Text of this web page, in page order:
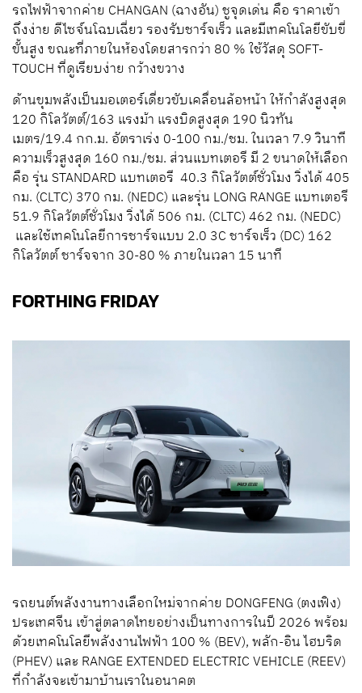
รถไฟฟ้าจากค่าย CHANGAN (ฉางอัน) ชูจุดเด่น คือ ราคาเข้า
ถึงง่าย ดีไซจ์นโฉบเฉี่ยว รองรับชาร์จเร็ว และมีเทคโนโลยีขับขี่
ขั้นสูง ขณะที่ภายในห้องโดยสารกว่า 80 % ใช้วัสดุ SOFT-
TOUCH ที่ดูเรียบง่าย กว้างขวาง
ด้านขุมพลังเป็นมอเตอร์เดี่ยวขับเคลื่อนล้อหน้า ให้กำลังสูงสุด
120 กิโลวัตต์/163 แรงม้า แรงบิดสูงสุด 190 นิวทัน
เมตร/19.4 กก.ม. อัตราเร่ง 0-100 กม./ชม. ในเวลา 7.9 วินาที
ความเร็วสูงสุด 160 กม./ชม. ส่วนแบทเตอรี มี 2 ขนาดให้เลือก
คือ รุ่น STANDARD แบทเตอรี 40.3 กิโลวัตต์ชั่วโมง วิ่งได้ 405
กม. (CLTC) 370 กม. (NEDC) และรุ่น LONG RANGE แบทเตอรี
51.9 กิโลวัตต์ชั่วโมง วิ่งได้ 506 กม. (CLTC) 462 กม. (NEDC)
และใช้เทคโนโลยีการชาร์จแบบ 2.0 3C ชาร์จเร็ว (DC) 162
กิโลวัตต์ ชาร์จจาก 30-80 % ภายในเวลา 15 นาที
FORTHING FRIDAY
รถยนต์พลังงานทางเลือกใหม่จากค่าย DONGFENG (ตงเฟิง)
ประเทศจีน เข้าสู่ตลาดไทยอย่างเป็นทางการในปี 2026 พร้อม
ด้วยเทคโนโลยีพลังงานไฟฟ้า 100 % (BEV), พลัก-อิน ไฮบริด
(PHEV) และ RANGE EXTENDED ELECTRIC VEHICLE (REEV)
ที่กำลังจะเข้ามาบ้านเราในอนาคต